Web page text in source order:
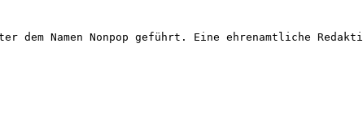
dem Namen Nonpop geführt. Eine ehrenamtliche